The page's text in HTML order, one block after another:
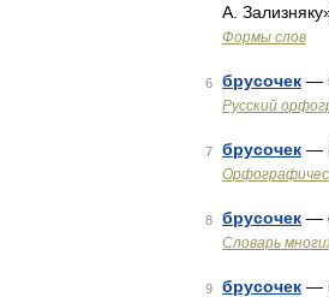
А.
Формы слов
6 брусочек —
Русский
7 брусочек —
8 брусочек —
Словарь
9 брусочек —